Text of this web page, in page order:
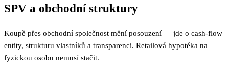
SPV a obchodní struktury
Koupě přes obchodní společnost mění posouzení — jde o cash-flow
entity, strukturu vlastníků a transparenci. Retailová hypotéka na
fyzickou osobu nemusí stačit.